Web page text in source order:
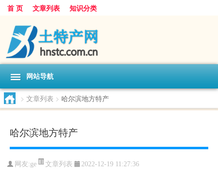
首 页 文章列表 知识分类
网站导航
> 文章列表 > 哈尔滨地方特产
哈尔滨地方特产
网友:ge 文章列表 2022-12-19 11:27:36